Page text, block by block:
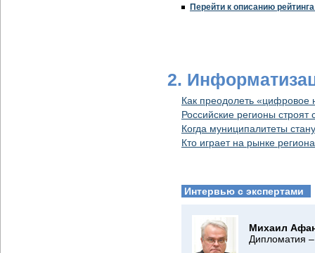
Перейти к описанию
2.
Как преодолеть «цифровое
Российские регионы строят
Когда муниципалитеты
Кто играет на рынке
Интервью с экспертами
Михаил
Дипломатия